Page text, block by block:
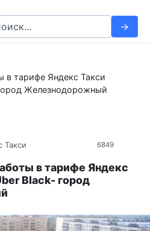
в тарифе Яндекс Такси
Железнодорожный
6849
Такси
в тарифе Яндекс
Black- город